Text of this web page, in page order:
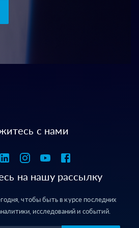
с нами
на нашу рассылку
чтобы быть в курсе последних
исследований и событий.